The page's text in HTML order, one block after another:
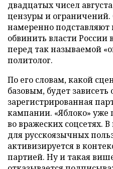
двадцатых чисел
цензуры и ограничений.
намеренно подставляют
обвинить власти России
перед так называемой
политолог.
По его словам, какой
базовым, будет зависеть
зарегистрированная
кампании. «Яблоко» уже
во вражеских соцсетях.
для русскоязычных
активизируется в
партией. Ну и такая